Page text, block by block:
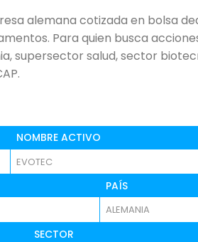
alemana cotizada en bolsa
Para quien busca
supersector salud, sector
NOMBRE ACTIVO
EVOTEC
PAÍS
ALEMANIA
SECTOR